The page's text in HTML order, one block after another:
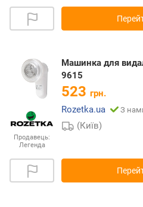
Продавець:
Легенда
Машинка для
9615
523 грн.
Rozetka.ua
З
(Київ)